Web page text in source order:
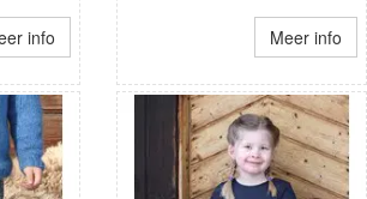
info Meer info